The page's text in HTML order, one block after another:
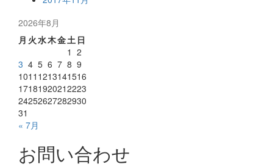
2026年8月
月 火水木金土 日
1 2
3 4 5 6 7 8 9
1011 1213141516
17181920212223
24252627282930
31
« 7月
お問い合わせ